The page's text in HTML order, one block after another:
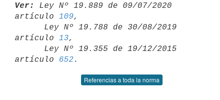
Ver:
Ley Nº 19.889 de 09/07/2020
artículo 109,
artículo 13,
artículo 652
Referencias a toda la norma